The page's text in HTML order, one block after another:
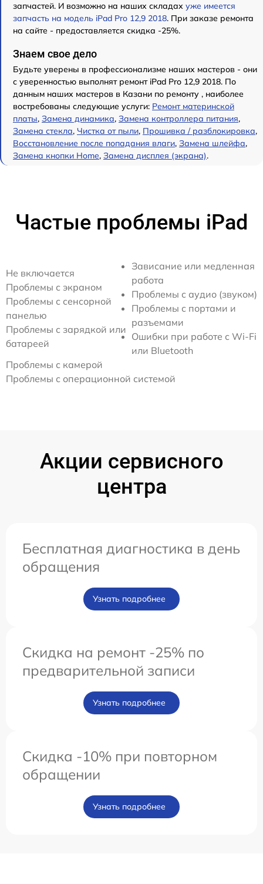
запчастей. И возможно на наших складах уже имеется
запчасть на модель iPad Pro 12,9 2018. При заказе ремонта
на сайте - предоставляется скидка -25%.
Знаем свое дело
Будьте уверены в профессионализме наших мастеров - они
с уверенностью выполнят ремонт iPad Pro 12,9 2018. По
данным наших мастеров в Казани по ремонту , наиболее
востребованы следующие услуги: Ремонт материнской
платы, Замена динамика, Замена контроллера питания,
Замена стекла, Чистка от пыли, Прошивка / разблокировка,
Восстановление после попадания влаги, Замена шлейфа,
Замена кнопки Home, Замена дисплея (экрана).
Частые проблемы iPad
Не включается
Проблемы с экраном
Проблемы с сенсорной
панелью
Проблемы с зарядкой или
батареей
Зависание или медленная
работа
Проблемы с аудио (звуком)
Проблемы с портами и
разъемами
Ошибки при работе с Wi-Fi
или Bluetooth
Проблемы с камерой
Проблемы с операционной системой
Акции сервисного
центра
Бесплатная диагностика в день
обращения
Узнать подробнее
Скидка на ремонт -25% по
предварительной записи
Узнать подробнее
Скидка -10% при повторном
обращении
Узнать подробнее